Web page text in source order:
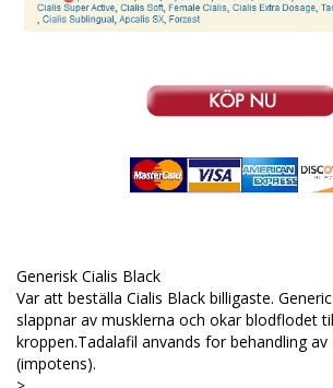
Generisk Cialis Black
Var att beställa Cialis Black billigaste.
slappnar av musklerna och okar blodflodet
kroppen.Tadalafil anvands for behandling
(impotens).